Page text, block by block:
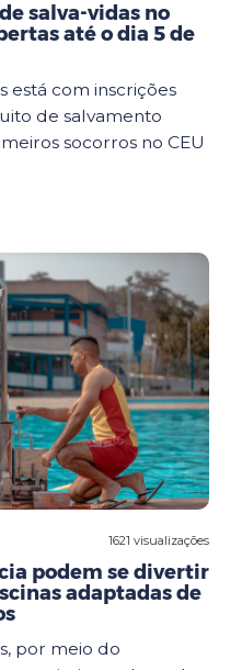
salva-vidas no
até o dia 5 de
está com inscrições
de salvamento
socorros no CEU
1621 visualizações
podem se divertir
adaptadas de
por meio do